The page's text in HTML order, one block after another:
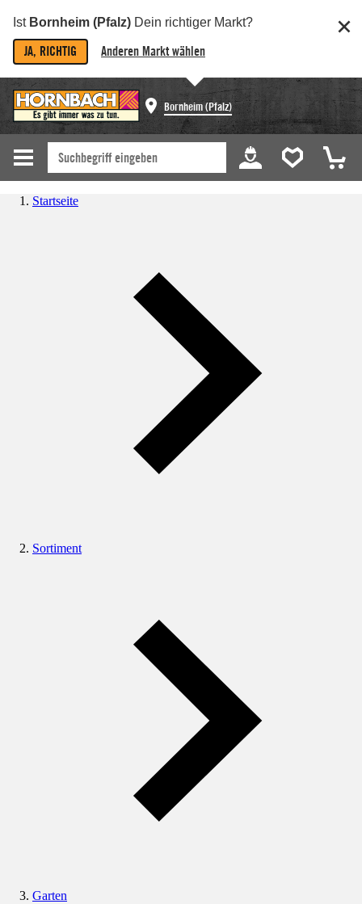
Ist Bornheim (Pfalz) Dein richtiger Markt?
JA, RICHTIG Anderen Markt wählen
Bornheim (Pfalz)
Startseite
Sortiment
Garten